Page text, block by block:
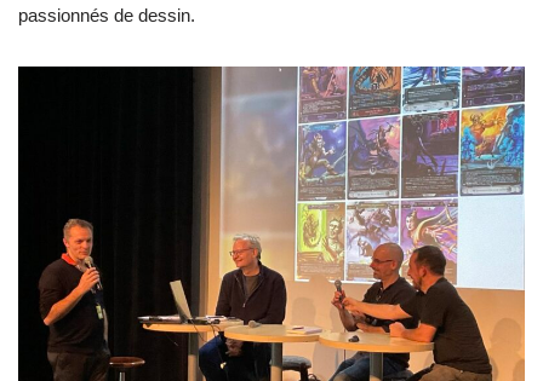
passionnés de dessin.